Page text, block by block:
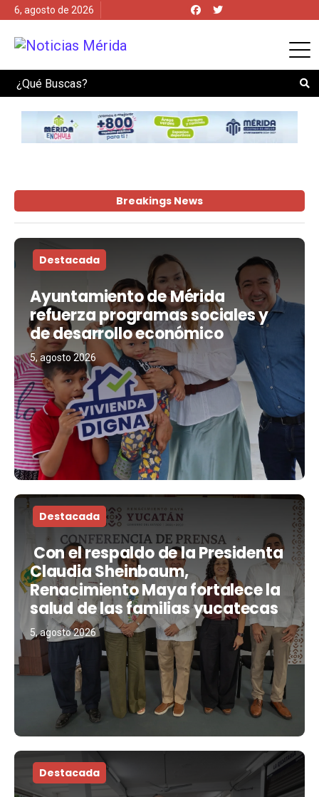
6, agosto de 2026
Search
Breakings News
Destacada
Ayuntamiento de Mérida
refuerza programas sociales y
de desarrollo económico
5, agosto 2026
Destacada
Con el respaldo de la Presidenta
Claudia Sheinbaum,
Renacimiento Maya fortalece la
salud de las familias yucatecas
5, agosto 2026
Destacada